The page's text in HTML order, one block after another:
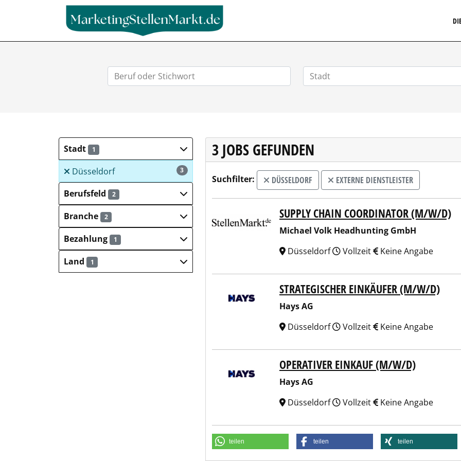
Stadt 1
3
Düsseldorf
Berufsfeld
2
Branche 2
Bezahlung 1
Land 1
3 JOBS GEFUNDEN
Suchfilter: DÜSSELDORF EXTERNE DIENSTLEISTER
Michael Volk Headhunting GmbHSUPPLY CHAIN COORDINATOR (M/W/D)
Michael Volk Headhunting GmbH
Düsseldorf
Vollzeit Keine Angabe
STRATEGISCHER EINKÄUFER (M/W/D)
Hays AG
Düsseldorf
Vollzeit Keine Angabe
OPERATIVER EINKAUF (M/W/D)
Hays AG
Düsseldorf
Vollzeit Keine Angabe
teilen teilen teilen